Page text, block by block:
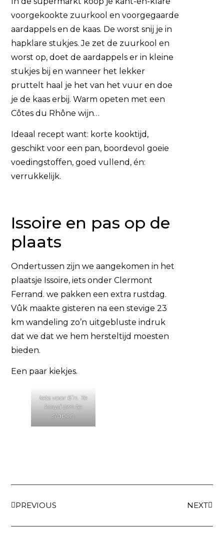
voorgekookte zuurkool en voorgegaarde
aardappels en de kaas. De worst snij je in
hapklare stukjes. Je zet de zuurkool en
worst op, doet de aardappels er in kleine
stukjes bij en wanneer het lekker
pruttelt haal je het van het vuur en doe
je de kaas erbij. Warm opeten met een
Côtes du Rhône wijn…
Ideaal recept want: korte kooktijd,
geschikt voor een pan, boordevol goeie
voedingstoffen, goed vullend, én:
verrukkelijk.
Issoire en pas op de
plaats
Ondertussen zijn we aangekomen in het
plaatsje Issoire, iets onder Clermont
Ferrand. we pakken een extra rustdag.
Vûk maakte gisteren na een stevige 23
km wandeling zo’n uitgebluste indruk
dat we dat we hem hersteltijd moesten
bieden.
Een paar kiekjes.
Iets voor 6’n. Te
koud om te
slapen
PREVIOUS NEXT